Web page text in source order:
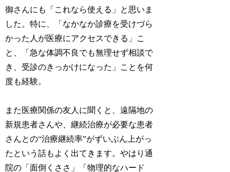
御さんにも「これなら使える」と思いま
した。特に、「なかなか診療を受けづら
かった人が医療にアクセスできる」こ
と、「急な体調不良でも無理せず相談で
き、受診のきっかけになった」ことを何
度も経験。
また医療関係の友人に聞くと、遠隔地の
新規患者さんや、継続治療が必要な患者
さんとの“治療継続率”がずいぶん上がっ
たという話もよく出てきます。やはり通
院の「面倒くささ」「物理的なハード